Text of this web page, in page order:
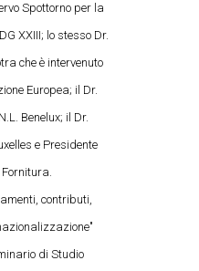
Spottorno per la
XXIII; lo stesso Dr.
che è intervenuto
Europea; il Dr.
Benelux; il Dr.
e Presidente
Fornitura.
contributi,
di Studio